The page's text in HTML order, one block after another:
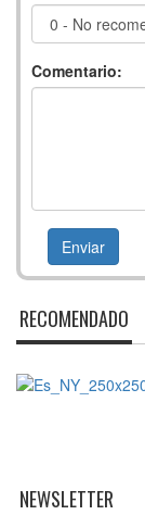
Comentario:
RECOMENDADO
NEWSLETTER